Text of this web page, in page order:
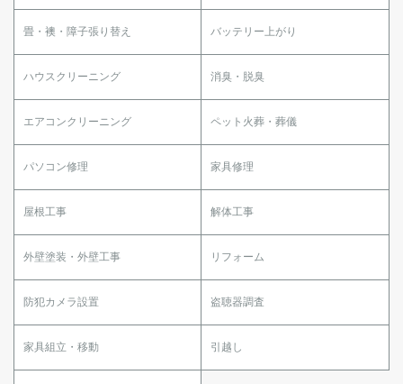
畳・襖・障子張り替え バッテリー上がり
ハウスクリーニング 消臭・脱臭
エアコンクリーニング ペット火葬・葬儀
パソコン修理 家具修理
屋根工事 解体工事
外壁塗装・外壁工事 リフォーム
防犯カメラ設置 盗聴器調査
家具組立・移動 引越し